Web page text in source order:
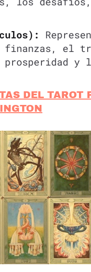
finanzas, el
y
DEL TAROT